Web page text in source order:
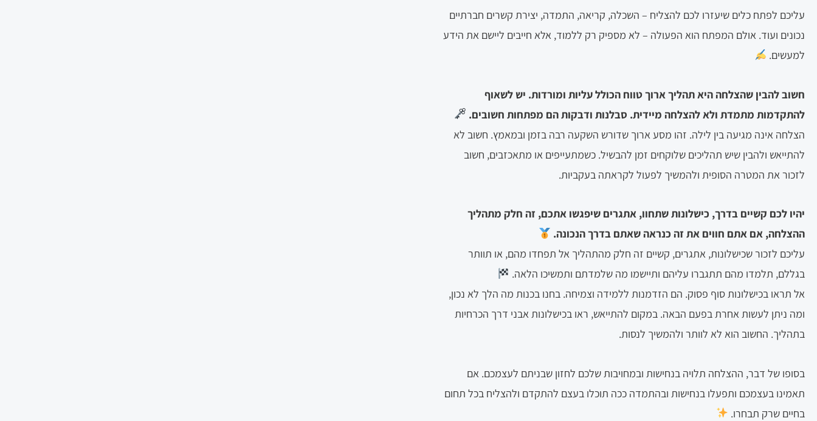
עליכם לפתח כלים שיעזרו לכם להצליח – השכלה, קריאה, התמדה, יצירת קשרים חברתיים
נכונים ועוד. אולם המפתח הוא הפעולה – לא מספיק רק ללמוד, אלא חייבים ליישם את הידע
למעשים.
חשוב להבין שהצלחה היא תהליך ארוך טווח הכולל עליות ומורדות. יש לשאוף
להתקדמות מתמדת ולא להצלחה מיידית. סבלנות ודבקות הם מפתחות חשובים.
הצלחה אינה מגיעה בין לילה. זהו מסע ארוך שדורש השקעה רבה בזמן ובמאמץ. חשוב לא
להתייאש ולהבין שיש תהליכים שלוקחים זמן להבשיל. כשמתעייפים או מתאכזבים, חשוב
לזכור את המטרה הסופית ולהמשיך לפעול לקראתה בעקביות.
יהיו לכם קשיים בדרך, כישלונות שתחוו, אתגרים שיפגשו אתכם, זה חלק מתהליך
ההצלחה, אם אתם חווים את זה כנראה שאתם בדרך הנכונה.
עליכם לזכור שכישלונות, אתגרים, קשיים זה חלק מהתהליך אל תפחדו מהם, או תוותר
בגללם, תלמדו מהם תתגברו עליהם ותיישמו מה שלמדתם ותמשיכו הלאה.
אל תראו בכישלונות סוף פסוק. הם הזדמנות ללמידה וצמיחה. בחנו בכנות מה הלך לא נכון,
ומה ניתן לעשות אחרת בפעם הבאה. במקום להתייאש, ראו בכישלונות אבני דרך הכרחיות
בתהליך. החשוב הוא לא לוותר ולהמשיך לנסות.
בסופו של דבר, ההצלחה תלויה בנחישות ובמחויבות שלכם לחזון שבניתם לעצמכם. אם
תאמינו בעצמכם ותפעלו בנחישות ובהתמדה ככה תוכלו בעצם להתקדם ולהצליח בכל תחום
בחיים שרק תבחרו.